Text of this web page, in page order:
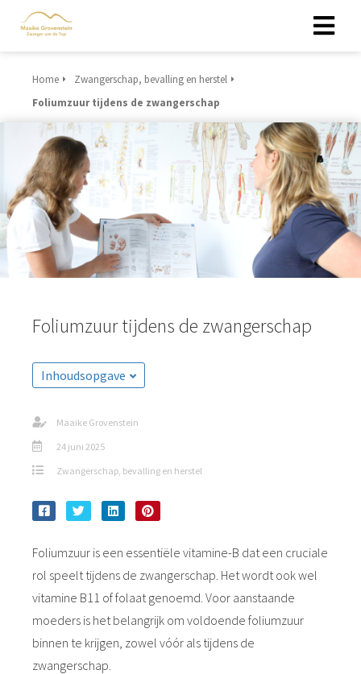
Home
Zwangerschap, bevalling en herstel
Foliumzuur tijdens de zwangerschap
Foliumzuur tijdens de zwangerschap
Inhoudsopgave
Maaike Grovenstein
24 juni 2025
Zwangerschap, bevalling en herstel
Foliumzuur is een essentiële vitamine-B dat een cruciale
rol speelt tijdens de zwangerschap. Het wordt ook wel
vitamine B11 of folaat genoemd. Voor aanstaande
moeders is het belangrijk om voldoende foliumzuur
binnen te krijgen, zowel vóór als tijdens de
zwangerschap.